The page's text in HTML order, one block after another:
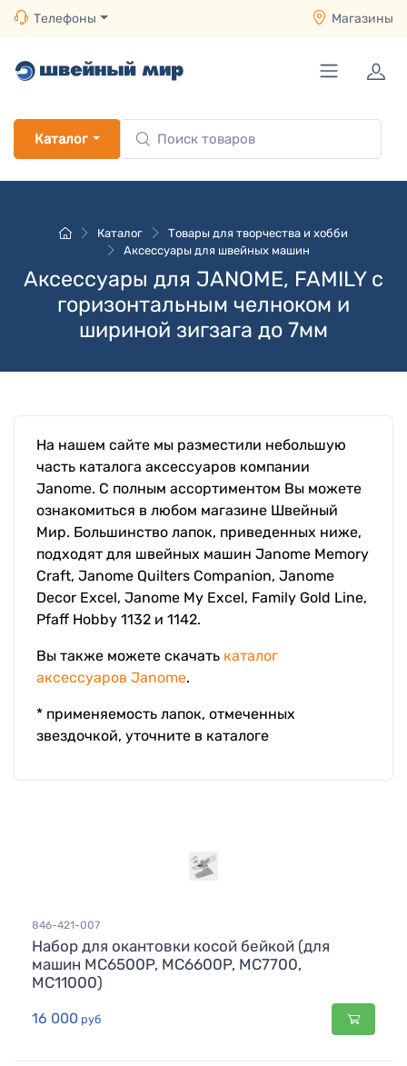
Телефоны Магазины
Каталог
Каталог
Товары для творчества и хобби
Аксессуары для швейных машин
Аксессуары для JANOME, FAMILY с
горизонтальным челноком и
шириной зигзага до 7мм
На нашем сайте мы разместили небольшую
часть каталога аксессуаров компании
Janome. С полным ассортиментом Вы можете
ознакомиться в любом магазине Швейный
Мир. Большинство лапок, приведенных ниже,
подходят для швейных машин Janome Memory
Craft, Janome Quilters Companion, Janome
Decor Excel, Janome My Excel, Family Gold Line,
Pfaff Hobby 1132 и 1142.
Вы также можете скачать каталог
аксессуаров Janome.
* применяемость лапок, отмеченных
звездочкой, уточните в каталоге
846-421-007
Набор для окантовки косой бейкой (для
машин MC6500P, MC6600P, MC7700,
MC11000)
16 000 руб